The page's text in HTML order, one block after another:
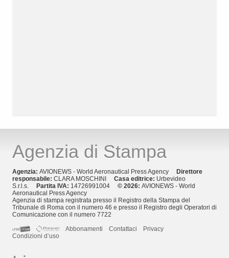
Agenzia di Stampa
Agenzia: AVIONEWS - World Aeronautical Press Agency Direttore
responsabile: CLARA MOSCHINI Casa editrice: Urbevideo
S.r.l.s. Partita IVA: 14726991004 © 2026: AVIONEWS - World
Aeronautical Press Agency
Agenzia di stampa registrata presso il Registro della Stampa del
Tribunale di Roma con il numero 46 e presso il Registro degli Operatori di
Comunicazione con il numero 7722
Abbonamenti
Contattaci
Privacy
Condizioni d’uso